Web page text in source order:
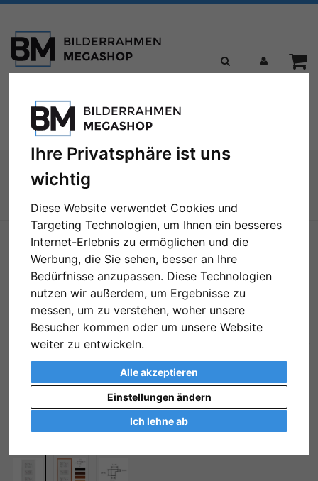
Ihre Privatsphäre ist uns
wichtig
Diese Website verwendet Cookies und
Targeting Technologien, um Ihnen ein besseres
Internet-Erlebnis zu ermöglichen und die
Werbung, die Sie sehen, besser an Ihre
Bedürfnisse anzupassen. Diese Technologien
nutzen wir außerdem, um Ergebnisse zu
messen, um zu verstehen, woher unsere
Besucher kommen oder um unsere Website
weiter zu entwickeln.
Alle akzeptieren
Ich lehne ab
Einstellungen ändern
Toggle
navigation
Menü
Sie sind hier: Bilderrahmen
Galerierahmen
3er Galerierahmen Uppsala in 25x50 cm für 10x15
Zur Übersicht
Zurück